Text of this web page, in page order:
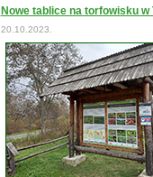
Nowe tablice na torfowisku w
20.10.2023.